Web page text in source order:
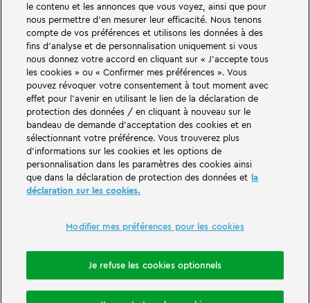
De grandes choses vous attendent dans les mondes d'aventure du parc
familial et de loisirs LEGOLAND en Allemagne. Découvrez des attractions
passionnantes et beaucoup de plaisir LEGO®. LEGOLAND Deutschland
Resort en Allemagne est un parc de loisirs pour les familles avec des enfants
de 2 à 12 ans. Le parc LEGOLAND est situé près de Günzburg en Bavière.
LEGOLAND Deutschland est l'un des plus grands parcs d'attractions de
Bavière et l'un des plus connus et des plus populaires d'Allemagne. Avec 68
attractions, ce parc à thème offre une expérience unique aux adultes et
aux enfants. Outre le parc d'attractions, le LEGOLAND Resort comprend
également un village de vacances avec différentes possibilités
d'hébergement. Les visiteurs peuvent y passer la nuit dans un hôtel de l'île
des pirates, dans des maisons de vacances à thème, dans des châteaux de
chevaliers, dans un camping et même dans des tonneaux.
LEGOLAND Deutschland Resort is part of the Merlin Entertainments Group.
LEGO, the LEGO logo, the Brick and Knob configurations, the Minifigure,
THE LEGO® MOVIE © & ™ LEGO Group & Warner Bros. Entertainment Inc. All
Réserver une nuitée
le contenu et les annonces que vous voyez, ainsi que pour
nous permettre d'en mesurer leur efficacité. Nous tenons
compte de vos préférences et utilisons les données à des
fins d'analyse et de personnalisation uniquement si vous
nous donnez votre accord en cliquant sur « J'accepte tous
les cookies » ou « Confirmer mes préférences ». Vous
pouvez révoquer votre consentement à tout moment avec
effet pour l'avenir en utilisant le lien de la déclaration de
protection des données / en cliquant à nouveau sur le
bandeau de demande d'acceptation des cookies et en
sélectionnant votre préférence. Vous trouverez plus
d'informations sur les cookies et les options de
personnalisation dans les paramètres des cookies ainsi
que dans la déclaration de protection des données et la
déclaration sur les cookies.
Modifier mes préférences pour les cookies
Je refuse les cookies optionnels